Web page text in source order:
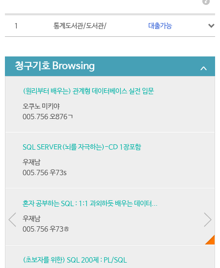
1 통계도서관/도서관/ 대출가능
청구기호 Browsing
(원리부터 배우는) 관계형 데이터베이스 실전 입문
오쿠노 미키야
005.756 오876ㄱ
SQL SERVER(뇌를 자극하는)-CD 1장포함
우재남
005.756 우73s
혼자 공부하는 SQL : 1:1 과외하듯 배우는 데이터...
우재남
005.756 우73ㅎ
(초보자를 위한) SQL 200제 : PL/SQL